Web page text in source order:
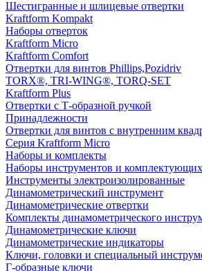
Шестигранные и шлицевые отвертки
Kraftform Kompakt
Наборы отверток
Kraftform Micro
Kraftform Comfort
Отвертки для винтов Phillips,Pozidriv
TORX®, TRI-WING®, TORQ-SET
Kraftform Plus
Отвертки с Т-образной ручкой
Принадлежности
Отвертки для винтов с внутренним
Серия Kraftform Micro
Наборы и комплекты
Наборы инструментов и комплектующих
Инструменты электроизолированные
Динамометрический инструмент
Динамометрические отвертки
Комплекты динамометрического
Динамометрические ключи
Динамометрические индикаторы
Ключи, головки и специальный
Г-образные ключи